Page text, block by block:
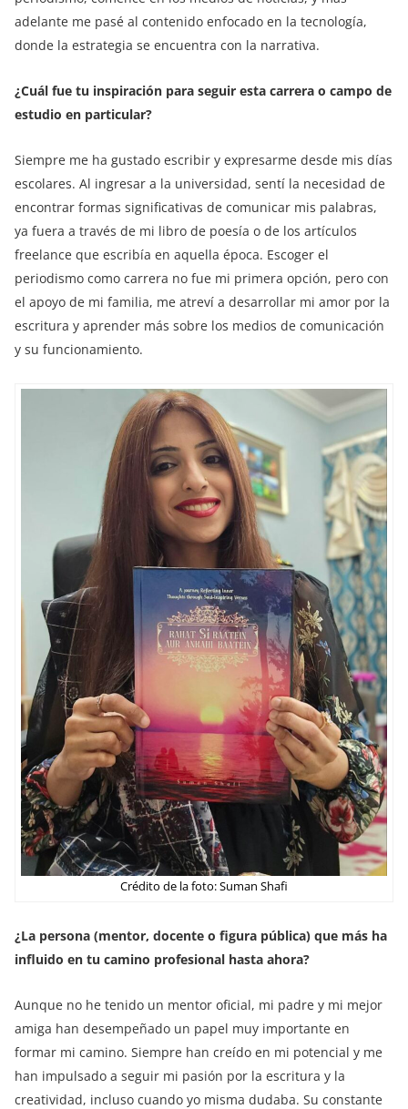
adelante me pasé al contenido enfocado en la tecnología,
donde la estrategia se encuentra con la narrativa.
¿Cuál fue tu inspiración para seguir esta carrera o campo de
estudio en particular?
Siempre me ha gustado escribir y expresarme desde mis días
escolares. Al ingresar a la universidad, sentí la necesidad de
encontrar formas significativas de comunicar mis palabras,
ya fuera a través de mi libro de poesía o de los artículos
freelance que escribía en aquella época. Escoger el
periodismo como carrera no fue mi primera opción, pero con
el apoyo de mi familia, me atreví a desarrollar mi amor por la
escritura y aprender más sobre los medios de comunicación
y su funcionamiento.
Crédito de la foto: Suman Shafi
¿La persona (mentor, docente o figura pública) que más ha
influido en tu camino profesional hasta ahora?
Aunque no he tenido un mentor oficial, mi padre y mi mejor
amiga han desempeñado un papel muy importante en
formar mi camino. Siempre han creído en mi potencial y me
han impulsado a seguir mi pasión por la escritura y la
creatividad, incluso cuando yo misma dudaba. Su constante